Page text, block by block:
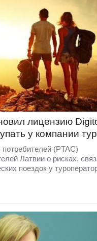
лицензию
у компании
(PTAC)
Латвии о рисках,
поездок у